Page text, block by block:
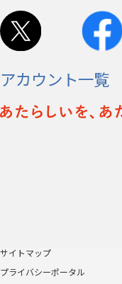
アカウント一覧
サイトマップ
プライバシーポータル